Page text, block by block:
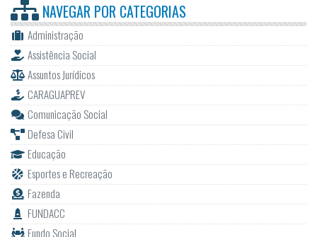
NAVEGAR POR CATEGORIAS
Administração
Assistência Social
Assuntos Jurídicos
CARAGUAPREV
Comunicação Social
Defesa Civil
Educação
Esportes e Recreação
Fazenda
FUNDACC
Fundo Social